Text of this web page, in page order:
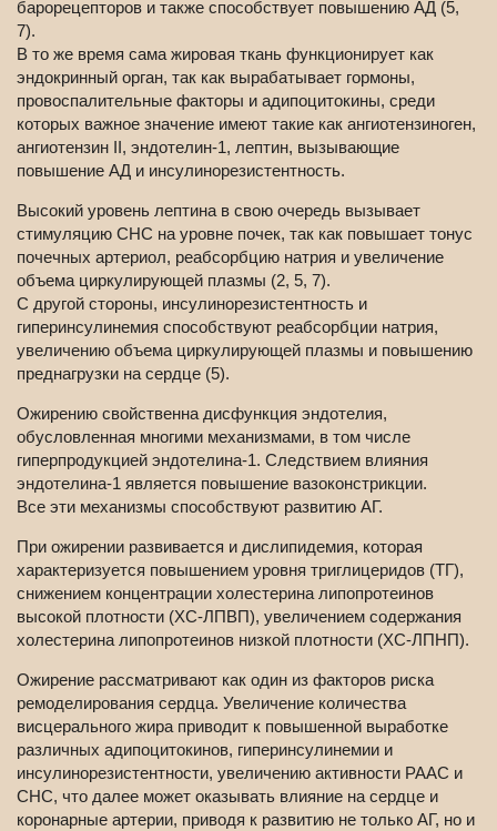
барорецепторов и также способствует повышению АД (5,
7).
В то же время сама жировая ткань функционирует как
эндокринный орган, так как вырабатывает гормоны,
провоспалительные факторы и адипоцитокины, среди
которых важное значение имеют такие как ангиотензиноген,
ангиотензин II, эндотелин-1, лептин, вызывающие
повышение АД и инсулинорезистентность.
Высокий уровень лептина в свою очередь вызывает
стимуляцию СНС на уровне почек, так как повышает тонус
почечных артериол, реабсорбцию натрия и увеличение
объема циркулирующей плазмы (2, 5, 7).
С другой стороны, инсулинорезистентность и
гиперинсулинемия способствуют реабсорбции натрия,
увеличению объема циркулирующей плазмы и повышению
преднагрузки на сердце (5).
Ожирению свойственна дисфункция эндотелия,
обусловленная многими механизмами, в том числе
гиперпродукцией эндотелина-1. Следствием влияния
эндотелина-1 является повышение вазоконстрикции.
Все эти механизмы способствуют развитию АГ.
При ожирении развивается и дислипидемия, которая
характеризуется повышением уровня триглицеридов (ТГ),
снижением концентрации холестерина липопротеинов
высокой плотности (ХС-ЛПВП), увеличением содержания
холестерина липопротеинов низкой плотности (ХС-ЛПНП).
Ожирение рассматривают как один из факторов риска
ремоделирования сердца. Увеличение количества
висцерального жира приводит к повышенной выработке
различных адипоцитокинов, гиперинсулинемии и
инсулинорезистентности, увеличению активности РААС и
СНС, что далее может оказывать влияние на сердце и
коронарные артерии, приводя к развитию не только АГ, но и